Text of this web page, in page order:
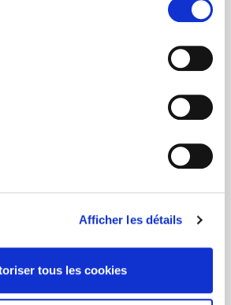
Afficher les détails
tous les cookies
matière de durabilité